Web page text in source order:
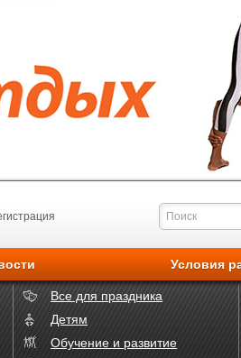
Условия
Все для праздника
Детям
Обучение и развитие